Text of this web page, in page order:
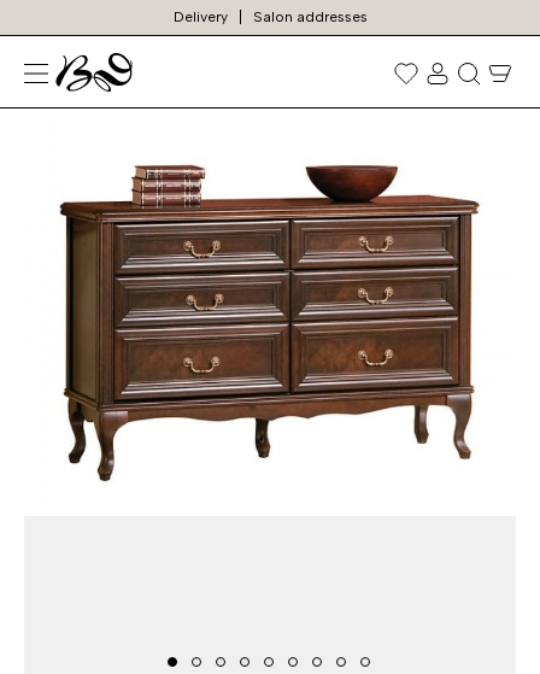
Delivery Salon addresses
Prekių
paieška
TOP